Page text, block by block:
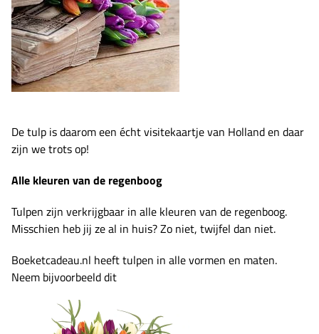
De tulp is daarom een écht visitekaartje van Holland en daar
zijn we trots op!
Alle kleuren van de regenboog
Tulpen zijn verkrijgbaar in alle kleuren van de regenboog.
Misschien heb jij ze al in huis? Zo niet, twijfel dan niet.
Boeketcadeau.nl heeft tulpen in alle vormen en maten.
Neem bijvoorbeeld dit